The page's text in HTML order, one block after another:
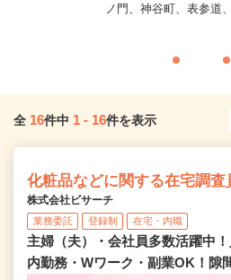
ノ門、神谷町、表参道
全 16件中 1 - 16件を表示
化粧品などに関する在宅調
株式会社ビサーチ
業務委託 登録制 在宅・内職
主婦（夫）・会社員多数活躍中
内勤務・Wワーク・副業OK！隙